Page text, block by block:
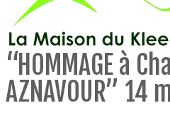
“HOMMAGE à
AZNAVOUR” 14